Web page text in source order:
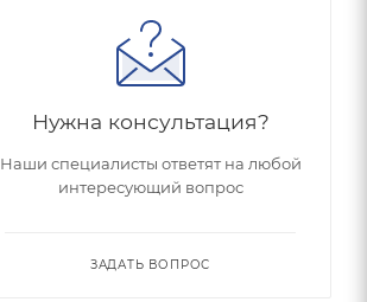
Нужна консультация?
Наши специалисты ответят на любой
интересующий вопрос
ЗАДАТЬ ВОПРОС